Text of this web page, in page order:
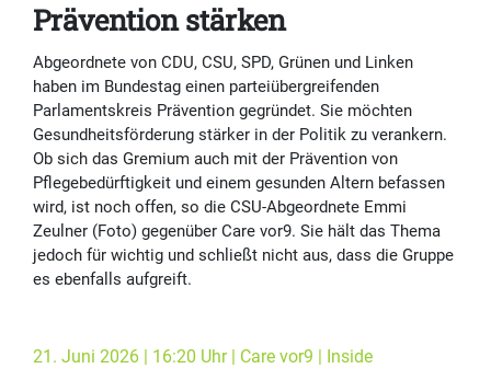
Prävention stärken
Abgeordnete von CDU, CSU, SPD, Grünen und Linken
haben im Bundestag einen parteiübergreifenden
Parlamentskreis Prävention gegründet. Sie möchten
Gesundheitsförderung stärker in der Politik zu verankern.
Ob sich das Gremium auch mit der Prävention von
Pflegebedürftigkeit und einem gesunden Altern befassen
wird, ist noch offen, so die CSU-Abgeordnete Emmi
Zeulner (Foto) gegenüber Care vor9. Sie hält das Thema
jedoch für wichtig und schließt nicht aus, dass die Gruppe
es ebenfalls aufgreift.
21. Juni 2026 | 16:20 Uhr | Care vor9 | Inside